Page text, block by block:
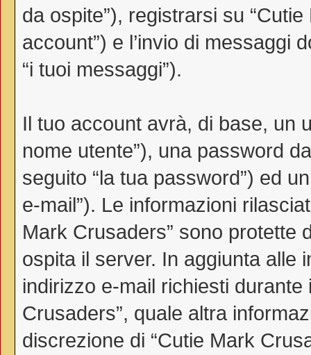
da ospite”), registrarsi su
account”) e l’invio di messaggi
“i tuoi messaggi”).
Il tuo account avrà, di base, un
nome utente”), una password
seguito “la tua password”) ed
e-mail”). Le informazioni
Mark Crusaders” sono protette
ospita il server. In aggiunta alle
indirizzo e-mail richiesti
Crusaders”, quale altra
discrezione di “Cutie Mark